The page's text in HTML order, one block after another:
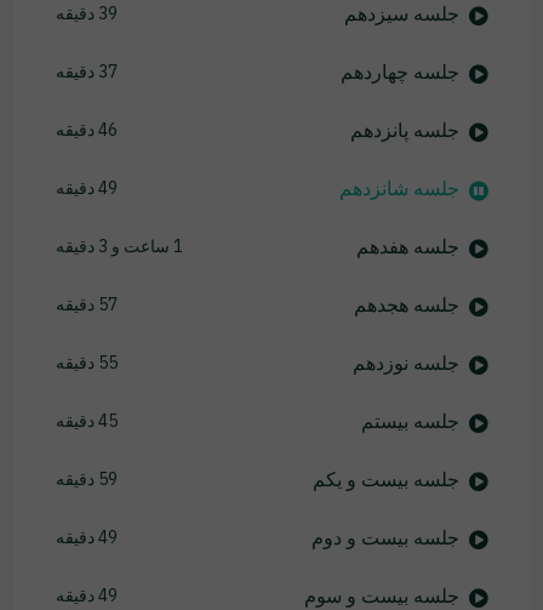
جلسه سیزدهم 39 دقیقه
جلسه چهاردهم 37 دقیقه
جلسه پانزدهم 46 دقیقه
جلسه شانزدهم 49 دقیقه
جلسه هفدهم 1 ساعت و 3 دقیقه
جلسه هجدهم 57 دقیقه
جلسه نوزدهم 55 دقیقه
جلسه بیستم 45 دقیقه
جلسه بیست و یکم 59 دقیقه
جلسه بیست و دوم 49 دقیقه
جلسه بیست و سوم 49 دقیقه